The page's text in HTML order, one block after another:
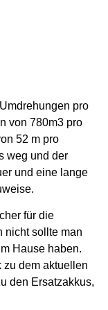
pro
von 780m3 pro
52 m pro
weg und der
und eine lange
für die
nicht sollte man
Hause haben.
zu dem aktuellen
den Ersatzakkus,